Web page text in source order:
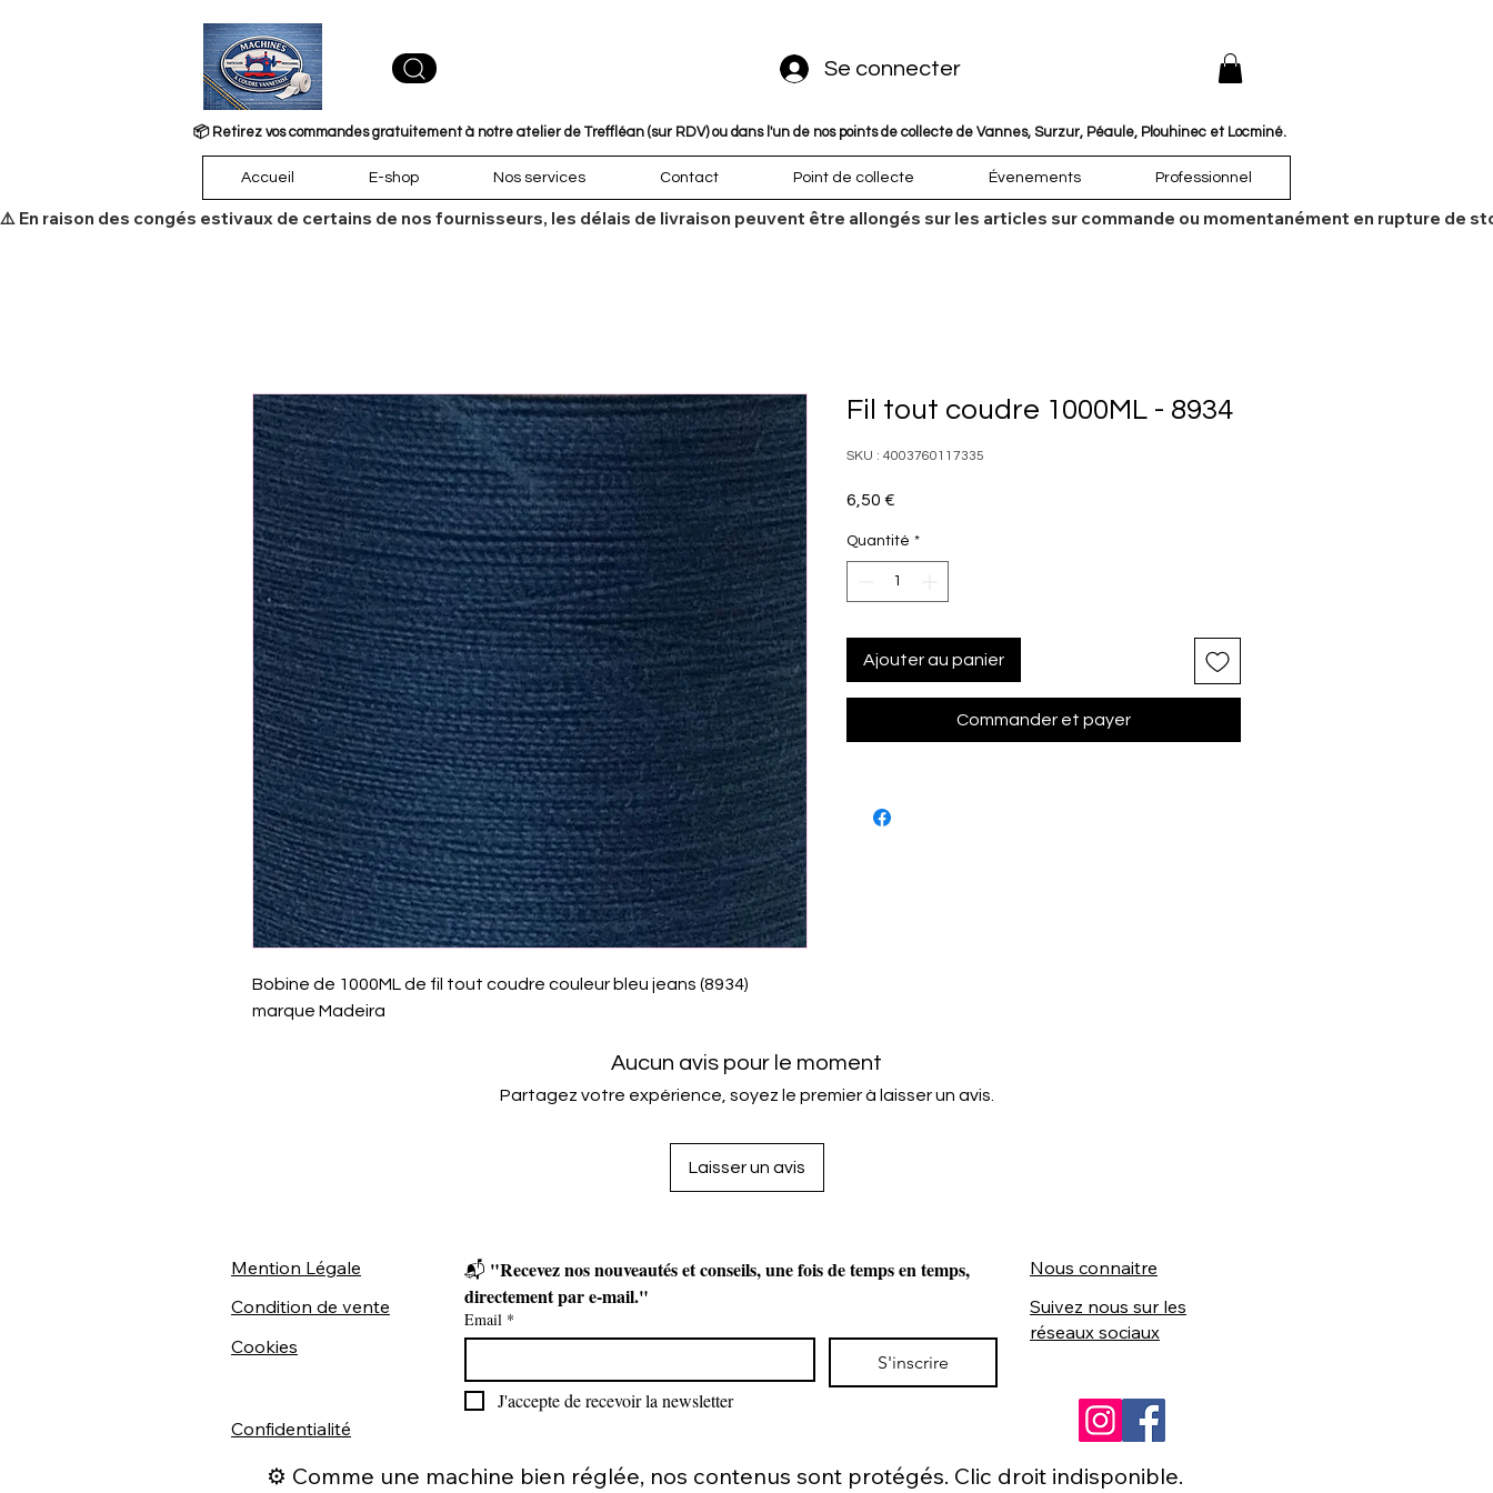
Se connecter
📦 Retirez vos commandes gratuitement à notre atelier de Treffléan (sur RDV) ou dans l'un de nos points de collecte de Vannes, Surzur, Péaule, Plouhinec et Locminé.
Accueil E-shop Nos services Contact Point de collecte Évenements Professionnel
​⚠️ En raison des congés estivaux de certains de nos fournisseurs, les délais de livraison peuvent être allongés sur les articles sur commande ou momentanément en rupture de
Bobine de 1000ML de fil tout coudre couleur bleu jeans (8934)
marque Madeira
Fil tout coudre 1000ML - 8934
SKU : 4003760117335
6,50 €
Quantité *
Ajouter au panier
Commander et payer
Aucun avis pour le moment
Partagez votre expérience, soyez le premier à laisser un avis.
Laisser un avis
Mention Légale
Condition de vente
Cookies
Confidentialité
📬 "Recevez nos nouveautés et conseils, une fois de temps en temps,
directement par e-mail."
Email *
S'inscrire
J'accepte de recevoir la newsletter
Nous connaitre
Suivez nous sur les
réseaux sociaux
⚙️ Comme une machine bien réglée, nos contenus sont protégés. Clic droit indisponible.